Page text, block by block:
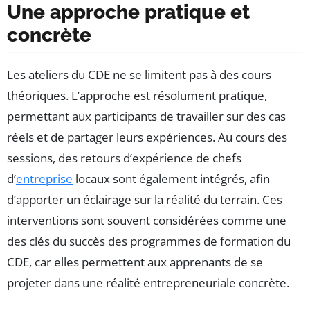
Une approche pratique et
concrète
Les ateliers du CDE ne se limitent pas à des cours
théoriques. L’approche est résolument pratique,
permettant aux participants de travailler sur des cas
réels et de partager leurs expériences. Au cours des
sessions, des retours d’expérience de chefs
d’entreprise locaux sont également intégrés, afin
d’apporter un éclairage sur la réalité du terrain. Ces
interventions sont souvent considérées comme une
des clés du succès des programmes de formation du
CDE, car elles permettent aux apprenants de se
projeter dans une réalité entrepreneuriale concrète.